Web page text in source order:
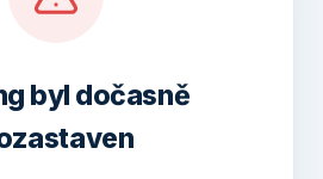
byl dočasně